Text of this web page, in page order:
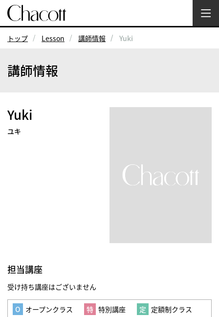
トップ Lesson 講師情報 Yuki
講師情報
Yuki
ユキ
担当講座
受け持ち講座はございません
オープンクラス 特別講座
定額制クラス